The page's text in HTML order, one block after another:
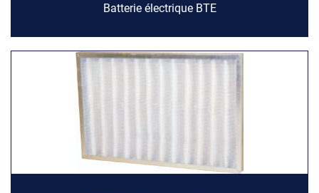
Batterie électrique BTE